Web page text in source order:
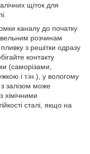
щіток для
каналу до початку
розчинам
з решітки одразу
контакту
(саморізами,
і т.ін.), у вологому
з залізом може
хімічними
сталі, якщо на